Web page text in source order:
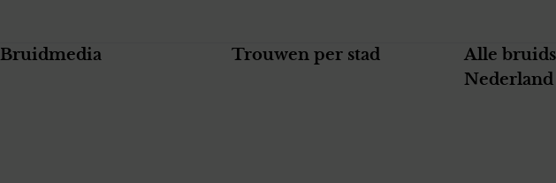
Bruidmedia Trouwen per stad
Alle
Nederland